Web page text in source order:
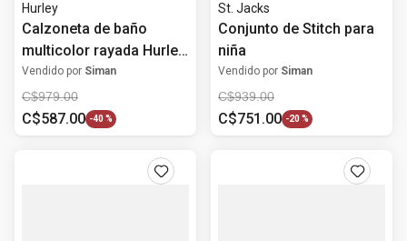
Hurley
Calzoneta de baño
multicolor rayada Hurley
para niño
Vendido por Siman
C$979.00
C$587.00 -40 %
St. Jacks
Conjunto de Stitch para
niña
Vendido por Siman
C$939.00
C$751 .00 -20 %